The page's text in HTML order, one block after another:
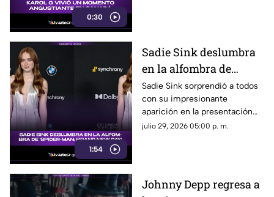
0:30
1:54
Sadie Sink deslumbra
en la alfombra de
'Spider-Man: Brand
New Day'
Sadie Sink sorprendió a todos
con su impresionante
aparición en la presentación
de ‘Spider-Man: Brand New
julio 29, 2026 05:00 p. m.
Johnny Depp regresa a